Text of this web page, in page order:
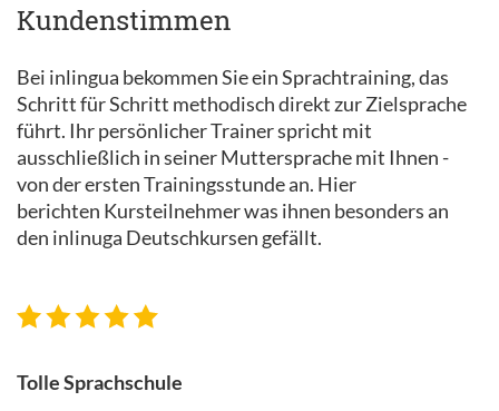
Kundenstimmen
Bei inlingua bekommen Sie ein Sprachtraining, das
Schritt für Schritt methodisch direkt zur Zielsprache
führt. Ihr persönlicher Trainer spricht mit
ausschließlich in seiner Muttersprache mit Ihnen -
von der ersten Trainingsstunde an. Hier
berichten Kursteilnehmer was ihnen besonders an
den inlinuga Deutschkursen gefällt.
Tolle Sprachschule